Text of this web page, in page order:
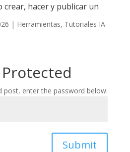
crear, hacer y publicar un
| Herramientas, Tutoriales IA
post, enter the password below:
Submit